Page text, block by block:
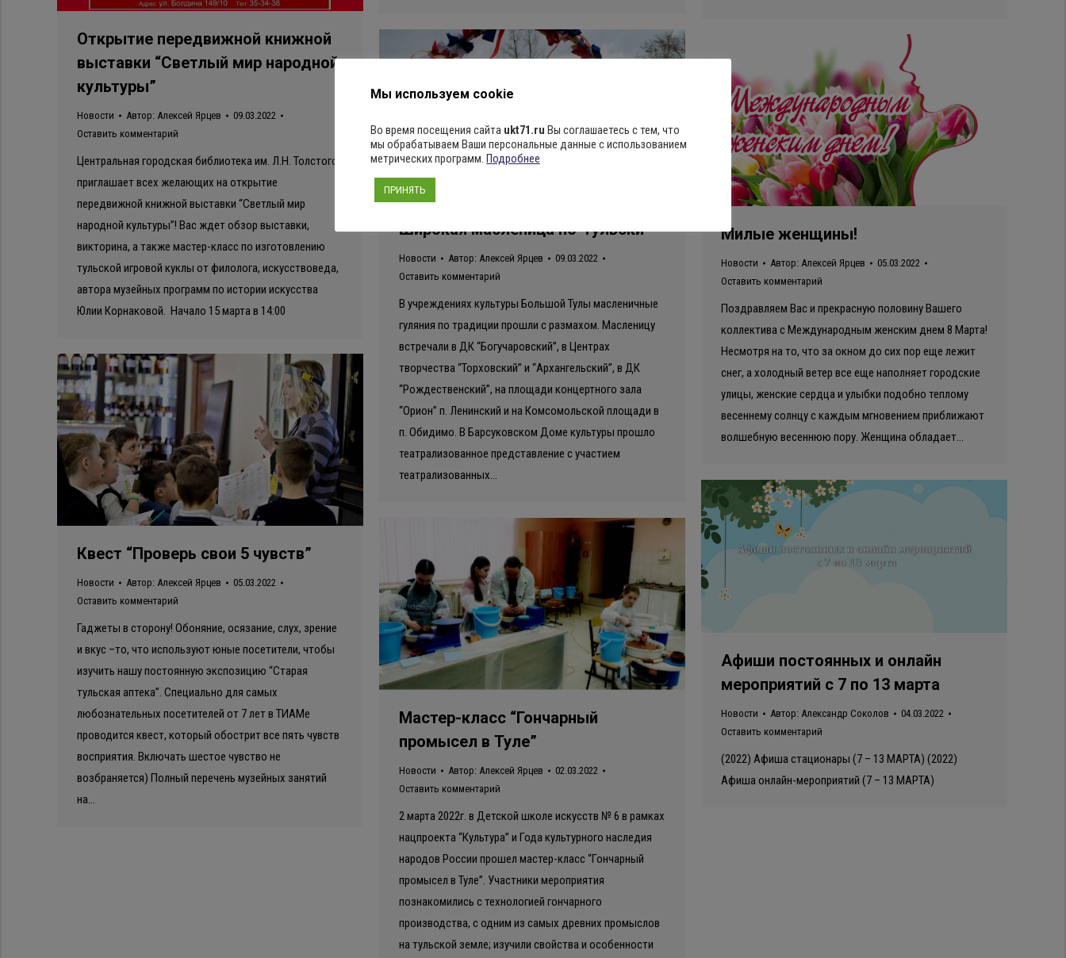
Открытие передвижной книжной
выставки “Светлый мир народной
культуры”
Новости Автор: Алексей Ярцев
09.03.2022
Оставить комментарий
Центральная городская библиотека им. Л.Н. Толстого
приглашает всех желающих на открытие
передвижной книжной выставки “Светлый мир
народной культуры”! Вас ждет обзор выставки,
викторина, а также мастер-класс по изготовлению
тульской игровой куклы от филолога, искусствоведа,
автора музейных программ по истории искусства
Юлии Корнаковой. Начало 15 марта в 14:00
Широкая масленица по-тульски
Новости Автор: Алексей Ярцев
09.03.2022
Оставить комментарий
В учреждениях культуры Большой Тулы масленичные
гуляния по традиции прошли с размахом. Масленицу
встречали в ДК “Богучаровский”, в Центрах
творчества “Торховский” и “Архангельский”, в ДК
“Рождественский”, на площади концертного зала
“Орион” п. Ленинский и на Комсомольской площади в
п. Обидимо. В Барсуковском Доме культуры прошло
театрализованное представление с участием
театрализованных…
Милые женщины!
Новости Автор: Алексей Ярцев
05.03.2022
Оставить комментарий
Поздравляем Вас и прекрасную половину Вашего
коллектива с Международным женским днем 8 Марта!
Несмотря на то, что за окном до сих пор еще лежит
снег, а холодный ветер все еще наполняет городские
улицы, женские сердца и улыбки подобно теплому
весеннему солнцу с каждым мгновением приближают
волшебную весеннюю пору. Женщина обладает…
Квест “Проверь свои 5 чувств”
Новости Автор: Алексей Ярцев
05.03.2022
Оставить комментарий
Гаджеты в сторону! Обоняние, осязание, слух, зрение
и вкус –то, что используют юные посетители, чтобы
изучить нашу постоянную экспозицию “Старая
тульская аптека”. Специально для самых
любознательных посетителей от 7 лет в ТИАМе
проводится квест, который обострит все пять чувств
восприятия. Включать шестое чувство не
возбраняется) Полный перечень музейных занятий
на…
Афиши постоянных и онлайн
мероприятий с 7 по 13 марта
Новости Автор: Александр Соколов
04.03.2022
Оставить комментарий
(2022) Афиша стационары (7 – 13 МАРТА) (2022)
Афиша онлайн-мероприятий (7 – 13 МАРТА)
Мастер-класс “Гончарный
промысел в Туле”
Новости Автор: Алексей Ярцев
02.03.2022
Оставить комментарий
2 марта 2022г. в Детской школе искусств № 6 в рамках
нацпроекта “Культура” и Года культурного наследия
народов России прошел мастер-класс “Гончарный
промысел в Туле”. Участники мероприятия
познакомились с технологией гончарного
производства, с одним из самых древних промыслов
на тульской земле; изучили свойства и особенности
Мы используем cookie
Во время посещения сайта ukt71.ru Вы соглашаетесь с тем, что
мы обрабатываем Ваши персональные данные с использованием
метрических программ. Подробнее
ПРИНЯТЬ